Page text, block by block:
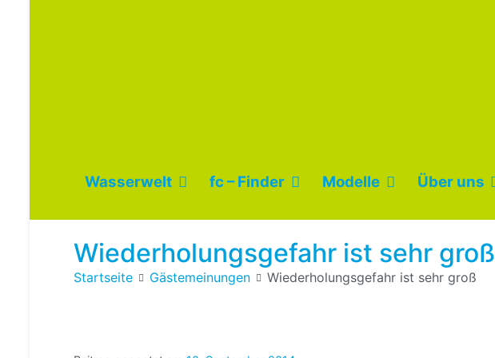
Wasserwelt fc – Finder Modelle Über uns
Wiederholungsgefahr ist sehr groß
Startseite Gästemeinungen Wiederholungsgefahr ist sehr groß